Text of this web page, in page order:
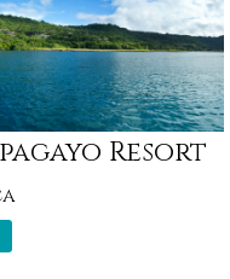
Resort